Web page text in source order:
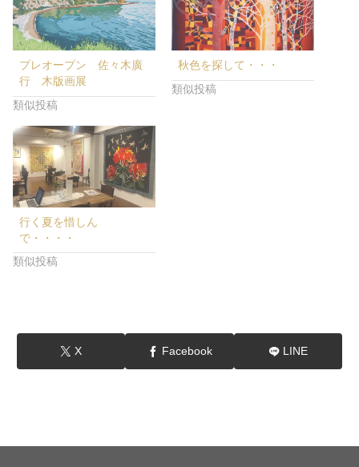
プレオープン 佐々木廣
行 木版画展
類似投稿
秋色を探して・・・
類似投稿
行く夏を惜しん
で・・・・
類似投稿
X Facebook LINE